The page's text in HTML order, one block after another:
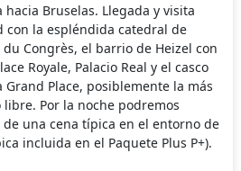
Bruselas. Llegada y visita
con la espléndida catedral de
Congrès, el barrio de Heizel con
Royale, Palacio Real y el casco
Place, posiblemente la más
Por la noche podremos
una cena típica en el entorno de
incluida en el Paquete Plus P+).